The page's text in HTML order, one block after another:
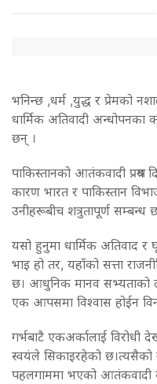
भनिन्छ ,धर्म ,युद्ध र प्रेमको
धार्मिक अतिवादी अन्धोपनका
छन् ।
पाकिस्तानको आतंकवादी प्रश्रय
कारण भारत र पाकिस्तान
उनीहरूबीच शत्रुतापूर्ण सम्बन्ध
यसो हुनुमा धार्मिक अतिवाद र
भाइ हो तर, यहाँको सत्ता
छ। आधुनिक मानव सभ्यताको
एक आपसमा विश्वास होईन
गर्भबाटै एकअर्कालाई विरोधी
स्वयंले सिकाइरहेको छ।त्यसैको
पहलगाममा भएको आतंकवादी